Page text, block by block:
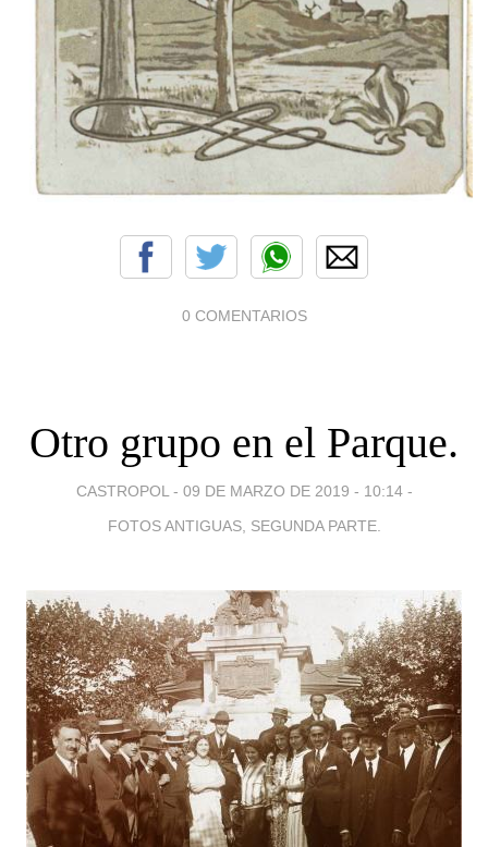
0 COMENTARIOS
Otro grupo en el Parque.
CASTROPOL - 09 DE MARZO DE 2019 - 10:14 -
FOTOS ANTIGUAS, SEGUNDA PARTE.